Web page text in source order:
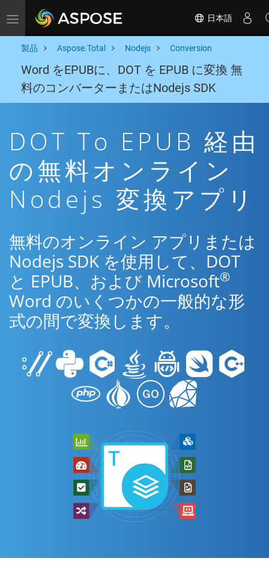
Toggle navigation 日本語
製品 Aspose.Total Nodejs Conversion
Word をEPUBに、DOT を EPUB に変換 無
料のコンバーターまたはNodejs SDK
DOT To EPUB 経由
の無料オンライン
Nodejs 変換アプリ
無料のオンライン アプリまたは
Nodejs SDK を使用して、DOT
と EPUB、および Microsoft®
Word のいくつかの一般的な形
式の間で変換します。